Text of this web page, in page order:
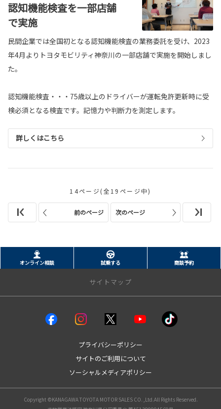
認知機能検査を一部店舗
で実施
民間企業では全国初となる認知機能検査の業務委託を受け、2023
年4月よりトヨタモビリティ神奈川の一部店舗で実施を開始しまし
た。
認知機能検査・・・75歳以上のドライバーが運転免許更新時に受
検必須となる検査です。記憶力や判断力を測定します。
詳しくはこちら
14ページ(全19ページ中)
前のページ 次のページ
オンライン相談 試乗する 商談予約
サイトマップ
プライバシーポリシー
サイトのご利用について
ソーシャルメディアポリシー
Copyright ©KANAGAWA TOYOTA MOTOR SALES CO. ,Ltd.All Rights Reserved.